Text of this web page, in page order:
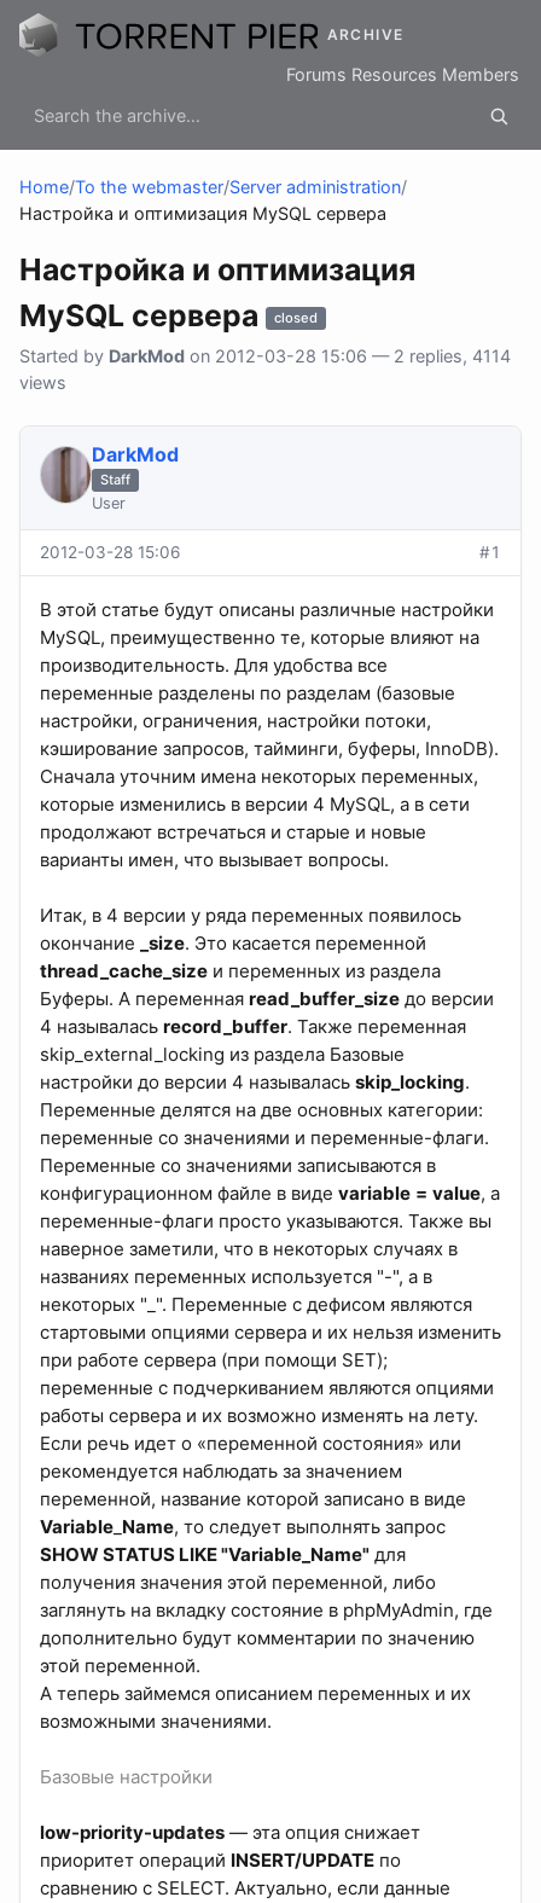
ARCHIVE
Forums Resources Members
Home/To the webmaster/Server administration/
Настройка и оптимизация MySQL сервера
Настройка и оптимизация
MySQL сервера
closed
Started by DarkMod on 2012-03-28 15:06 — 2 replies, 4114
views
DarkMod
Staff
User
2012-03-28 15:06 #1
В этой статье будут описаны различные настройки
MySQL, преимущественно те, которые влияют на
производительность. Для удобства все
переменные разделены по разделам (базовые
настройки, ограничения, настройки потоки,
кэширование запросов, тайминги, буферы, InnoDB).
Сначала уточним имена некоторых переменных,
которые изменились в версии 4 MySQL, а в сети
продолжают встречаться и старые и новые
варианты имен, что вызывает вопросы.
Итак, в 4 версии у ряда переменных появилось
окончание
_size. Это касается переменной
thread_cache_size и переменных из раздела
Буферы. А переменная read_buffer_size до версии
4 называлась record_buffer. Также переменная
skip_external_locking из раздела Базовые
настройки до версии 4 называлась skip_locking.
Переменные делятся на две основных категории:
переменные со значениями и переменные-флаги.
Переменные со значениями записываются в
конфигурационном файле в виде variable = value, а
переменные-флаги просто указываются. Также вы
наверное заметили, что в некоторых случаях в
названиях переменных используется "-", а в
некоторых "_". Переменные с дефисом являются
стартовыми опциями сервера и их нельзя изменить
при работе сервера (при помощи SET);
переменные с подчеркиванием являются опциями
работы сервера и их возможно изменять на лету.
Если речь идет о «переменной состояния» или
рекомендуется наблюдать за значением
переменной, название которой записано в виде
Variable Name, то следует выполнять запрос
SHOW STATUS LIKE "Variable_Name" для
получения значения этой переменной, либо
заглянуть на вкладку состояние в phpMyAdmin, где
дополнительно будут комментарии по значению
этой переменной.
А теперь займемся описанием переменных и их
возможными значениями.
Базовые настройки
low-priority-updates — эта опция снижает
приоритет операций INSERT/UPDATE по
сравнению с SELECT. Актуально, если данные